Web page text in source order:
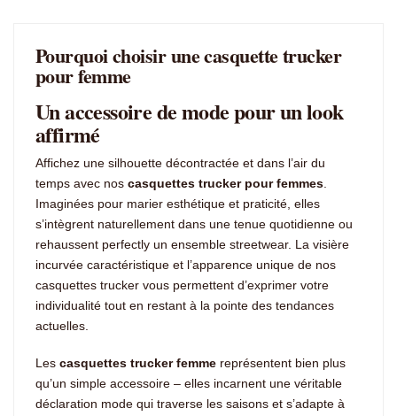
Pourquoi choisir une casquette trucker
pour femme
Un accessoire de mode pour un look
affirmé
Affichez une silhouette décontractée et dans l’air du
temps avec nos casquettes trucker pour femmes
Imaginées pour marier esthétique et praticité, elles
s’intègrent naturellement dans une tenue quotidienne ou
rehaussent perfectly un ensemble streetwear. La visière
incurvée caractéristique et l’apparence unique de nos
casquettes trucker vous permettent d’exprimer votre
individualité tout en restant à la pointe des tendances
actuelles.
Les casquettes trucker femme représentent bien plus
qu’un simple accessoire – elles incarnent une véritable
déclaration mode qui traverse les saisons et s’adapte à